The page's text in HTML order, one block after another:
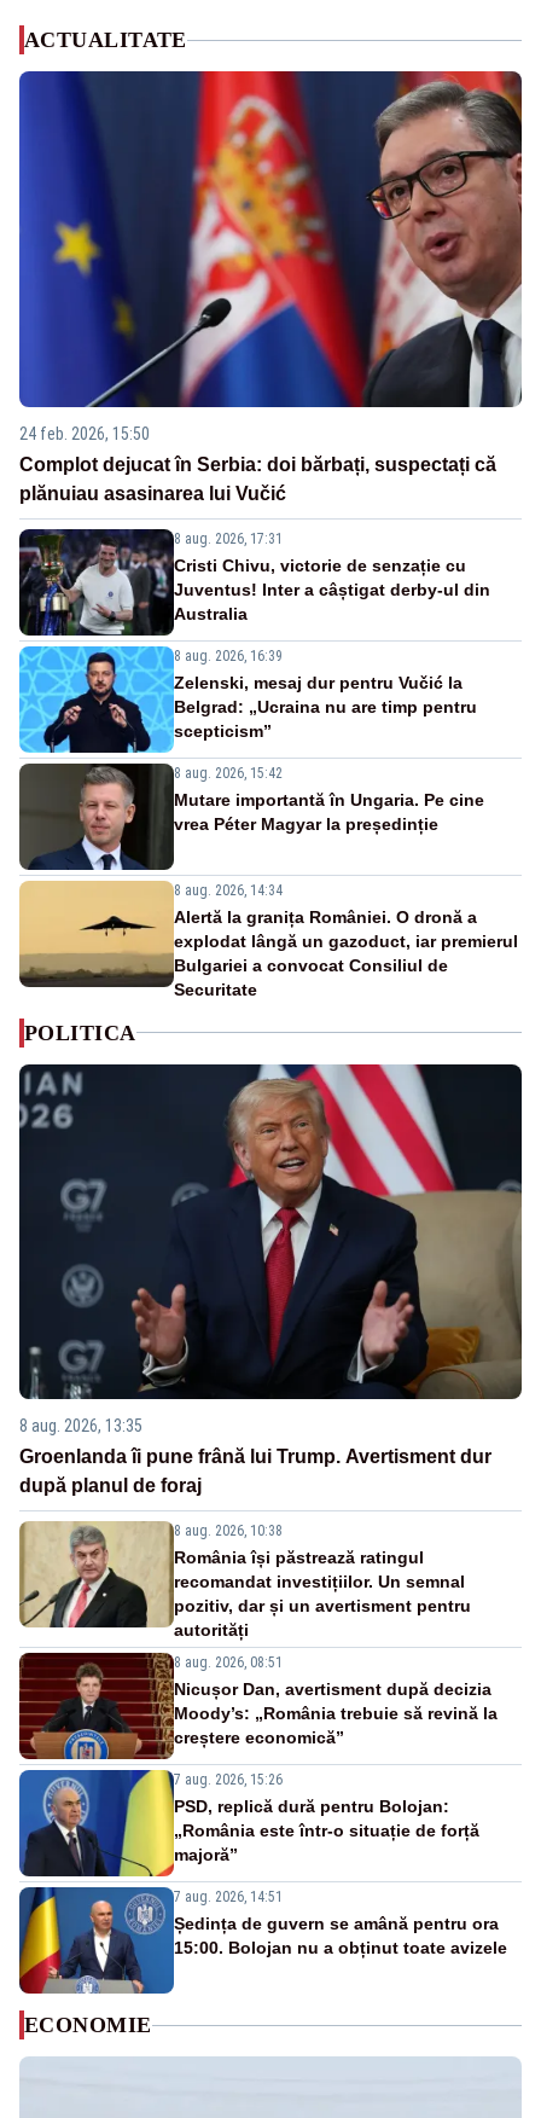
ACTUALITATE
24 feb. 2026, 15:50
Complot dejucat în Serbia: doi bărbați, suspectați că
plănuiau asasinarea lui Vučić
8 aug. 2026, 17:31
Cristi Chivu, victorie de senzație cu
Juventus! Inter a câștigat derby-ul din
Australia
8 aug. 2026, 16:39
Zelenski, mesaj dur pentru Vučić la
Belgrad: „Ucraina nu are timp pentru
scepticism”
8 aug. 2026, 15:42
Mutare importantă în Ungaria. Pe cine
vrea Péter Magyar la președinție
8 aug. 2026, 14:34
Alertă la granița României. O dronă a
explodat lângă un gazoduct, iar premierul
Bulgariei a convocat Consiliul de
Securitate
POLITICA
8 aug. 2026, 13:35
Groenlanda îi pune frână lui Trump. Avertisment dur
după planul de foraj
8 aug. 2026, 10:38
România își păstrează ratingul
recomandat investițiilor. Un semnal
pozitiv, dar și un avertisment pentru
autorități
8 aug. 2026, 08:51
Nicușor Dan, avertisment după decizia
Moody’s: „România trebuie să revină la
creștere economică”
7 aug. 2026, 15:26
PSD, replică dură pentru Bolojan:
„România este într-o situație de forță
majoră”
7 aug. 2026, 14:51
Ședința de guvern se amână pentru ora
15:00. Bolojan nu a obținut toate avizele
ECONOMIE